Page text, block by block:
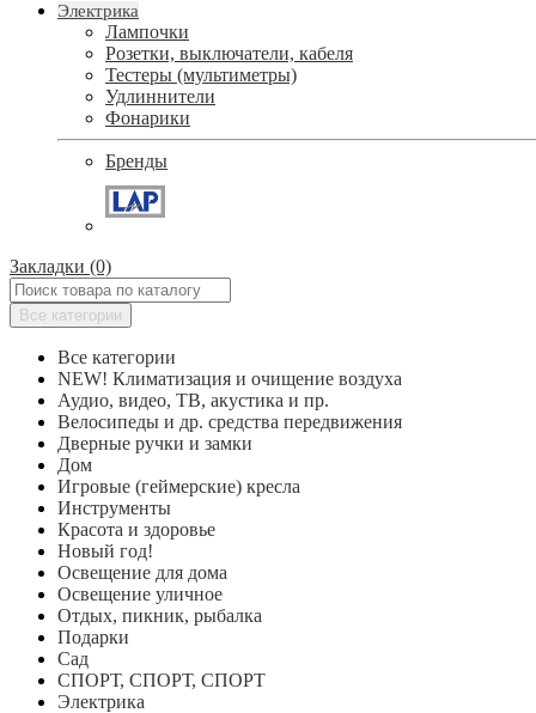
Электрика
Лампочки
Розетки, выключатели, кабеля
Тестеры (мультиметры)
Удлиннители
Фонарики
Бренды
Закладки (0)
Все категории
Все категории
NEW! Климатизация и очищение воздуха
Аудио, видео, ТВ, акустика и пр.
Велосипеды и др. средства передвижения
Дверные ручки и замки
Дом
Игровые (геймерские) кресла
Инструменты
Красота и здоровье
Новый год!
Освещение для дома
Освещение уличное
Отдых, пикник, рыбалка
Подарки
Сад
СПОРТ, СПОРТ, СПОРТ
Электрика